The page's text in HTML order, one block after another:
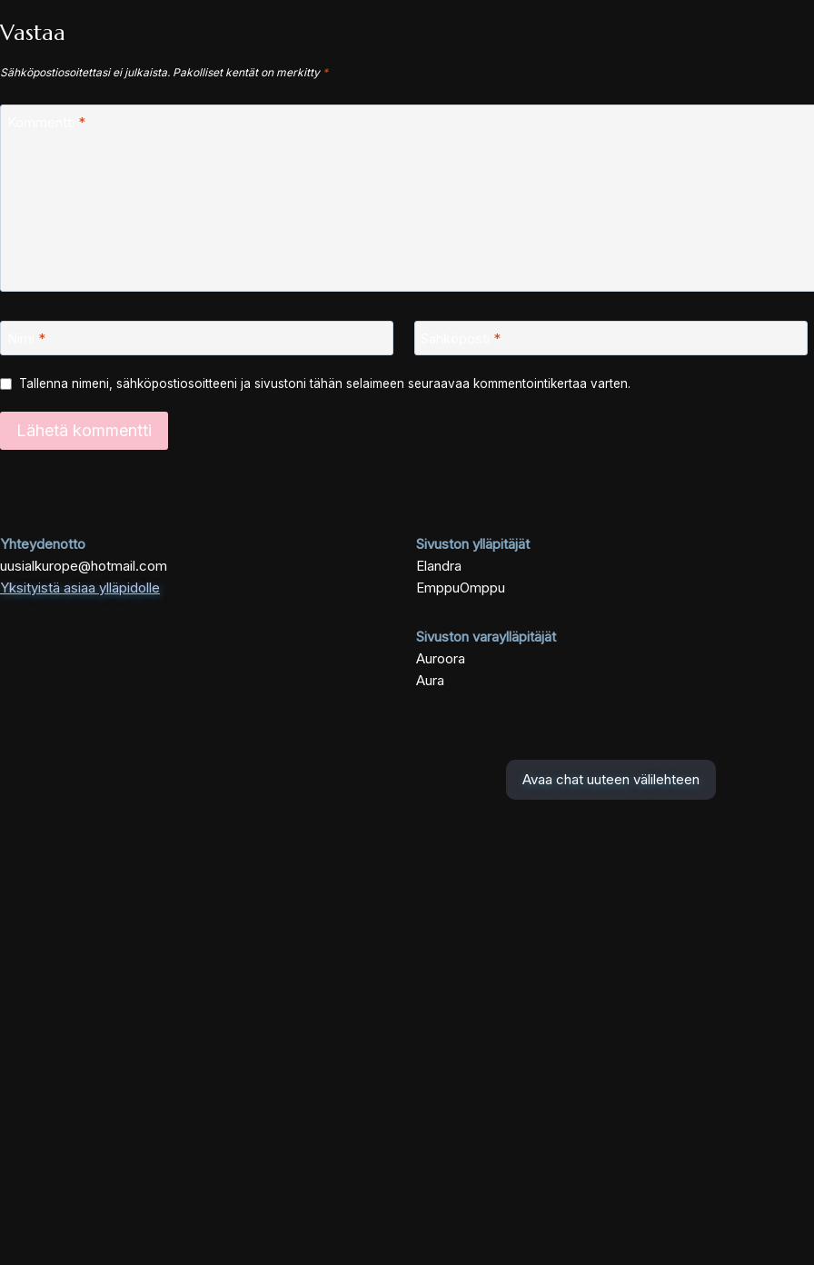
Vastaa
Sähköpostiosoitettasi ei julkaista. Pakolliset kentät on merkitty *
*
* *
Tallenna nimeni, sähköpostiosoitteeni ja sivustoni tähän selaimeen seuraavaa kommentointikertaa varten.
Yhteydenotto
uusialkurope@hotmail.com
Yksityistä asiaa ylläpidolle
Sivuston ylläpitäjät
Elandra
EmppuOmppu
Sivuston varaylläpitäjät
Auroora
Aura
Avaa chat uuteen välilehteen